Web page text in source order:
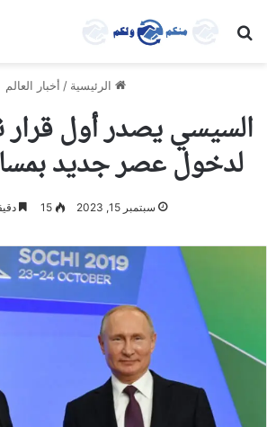
بحث عن
الرئيسية / أخبار العالم
السيسي يصدر أول قرار
لدخول عصر جديد
سبتمبر 15, 2023 15